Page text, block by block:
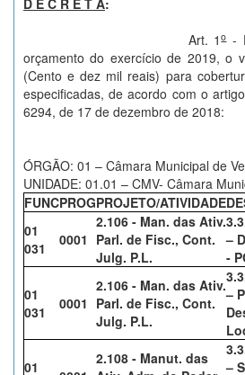
D E C R E T A:
Art. 1o-
orçamento do exercício de 2019, o
(Cento e dez mil reais) para
especificadas, de acordo com o
6294, de 17 de dezembro de 2018:
ÓRGÃO: 01 – Câmara Municipal de
UNIDADE: 01.01 – CMV- Câmara
FUNCPROGPROJETO/ATIVIDADE
01
031
0001
2.106 - Man. das Ativ.
Parl. de Fisc., Cont.
Julg. P.L.
–
-
01
031
0001
2.106 - Man. das Ativ.
Parl. de Fisc., Cont.
Julg. P.L.
–
01
2.108 - Manut. das
–